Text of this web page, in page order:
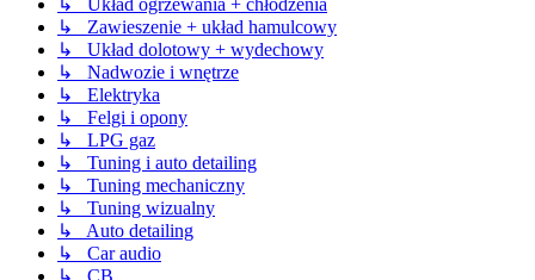
↳ Zawieszenie + układ hamulcowy
↳ Układ dolotowy + wydechowy
↳ Nadwozie i wnętrze
↳ Elektryka
↳ Felgi i opony
↳ LPG gaz
↳ Tuning i auto detailing
↳ Tuning mechaniczny
↳ Tuning wizualny
↳ Auto detailing
↳ Car audio
↳ CB